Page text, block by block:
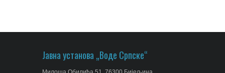
Јавна установа „Воде Српске“